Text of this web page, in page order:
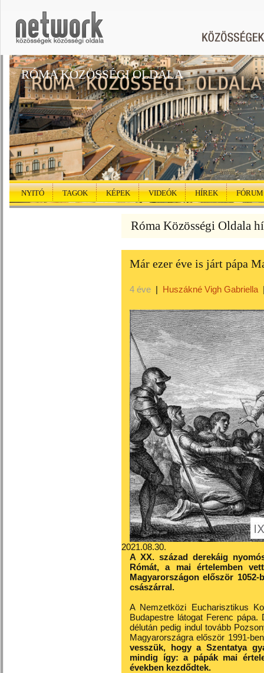
RÓMA KÖZÖSSÉGI OLDALA
NYITÓ TAGOK KÉPEK VIDEÓK HÍREK FÓRUM
Róma Közösségi Oldala
Már ezer éve is járt pápa
4 éve | Huszákné Vigh Gabriella
2021.08.30.
A XX. század derekáig
Rómát, a mai értelemben
Magyarországon először
császárral.
A Nemzetközi Eucharisztikus
Budapestre látogat Ferenc
délután pedig indul tovább
Magyarországra először 1991-
vesszük, hogy a Szentatya
mindig így: a pápák mai
években kezdődtek.